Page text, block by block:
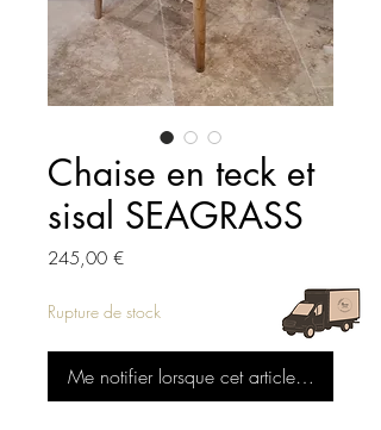
Chaise en teck et
sisal SEAGRASS
245,00 €Prix
Rupture de stock
Me notifier lorsque cet article est